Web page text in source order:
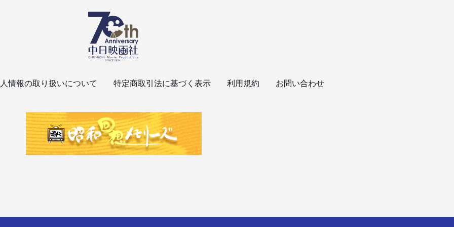
情報の取り扱いについて 特定商取引法に基づく表示 利用規約 お問い合わせ